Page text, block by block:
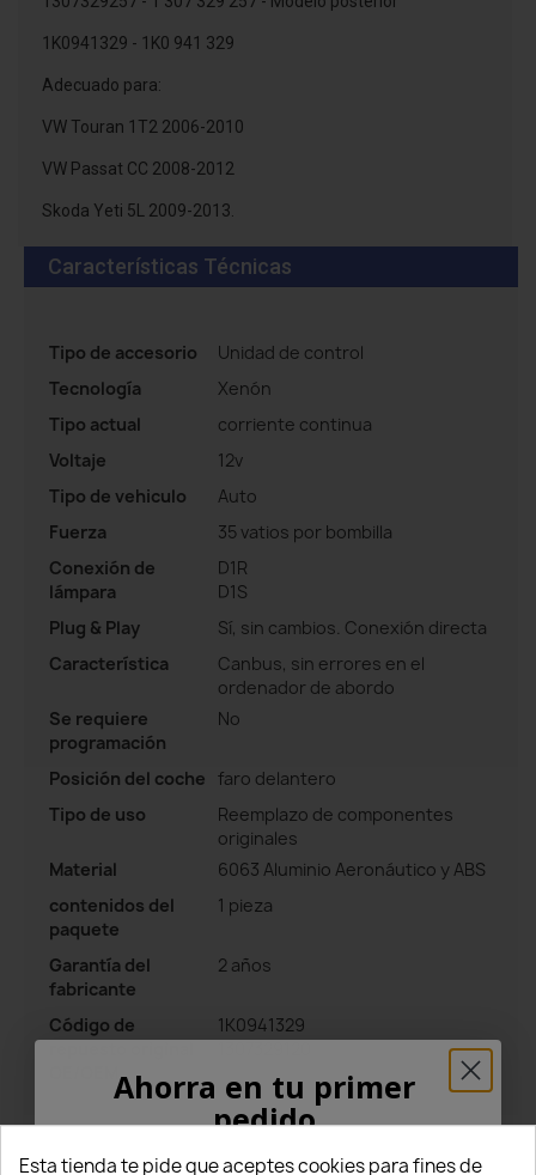
1K0941329 - 1K0 941 329
Adecuado para:
VW Touran 1T2 2006-2010
VW Passat CC 2008-2012
Skoda Yeti 5L 2009-2013.
Características Técnicas
Tipo de accesorio
Unidad de control
Tecnología
Xenón
Tipo actual
corriente continua
Voltaje
12v
Tipo de vehiculo
Auto
Fuerza
35 vatios por bombilla
Conexión de
lámpara
D1R
D1S
Plug & Play
Sí, sin cambios. Conexión directa
Característica
Canbus, sin errores en el
ordenador de abordo
Se requiere
programación
No
Posición del coche faro delantero
Tipo de uso
Reemplazo de componentes
originales
Material
6063 Aluminio Aeronáutico y ABS
contenidos del
paquete
1 pieza
Garantía del
fabricante
2 años
Código de
1K0941329
Esta tienda te pide que aceptes cookies para fines de
Ahorra en tu primer
pedido